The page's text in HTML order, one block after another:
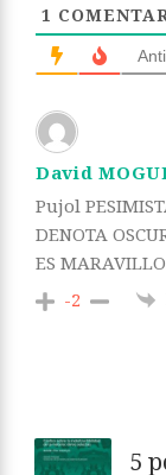
1
David
Pujol
DENOTA
ES
-2
5